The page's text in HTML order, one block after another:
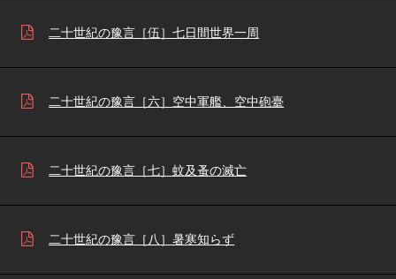
二十世紀の豫言［伍］七日間世界一周
二十世紀の豫言［六］空中軍艦、空中砲臺
二十世紀の豫言［七］蚊及蚤の滅亡
二十世紀の豫言［八］暑寒知らず